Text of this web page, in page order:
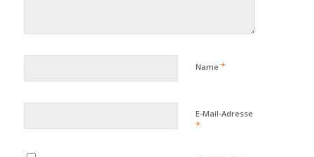
Name *
E-Mail-Adresse
*